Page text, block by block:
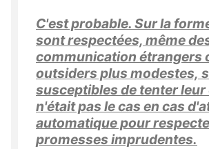
C'est probable. Sur la
sont respectées, même
communication étrangers
outsiders plus modestes,
susceptibles de tenter leur
n'était pas le cas en cas
automatique pour
promesses imprudentes.